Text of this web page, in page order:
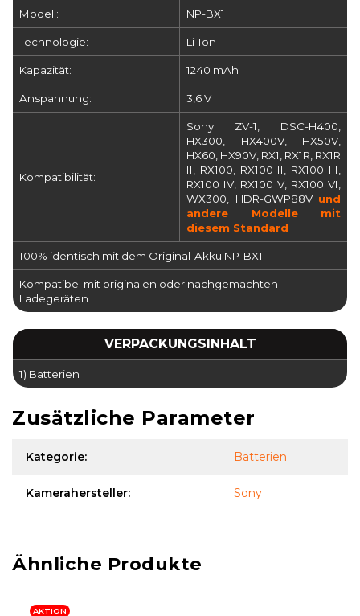
Modell: NP-BX1
Technologie: Li-Ion
Kapazität: 1240 mAh
Anspannung: 3,6 V
Kompatibilität:
Sony ZV-1, DSC-H400,
HX300, HX400V, HX50V,
HX60, HX90V, RX1, RX1R, RX1R
II, RX100, RX100 II, RX100 III,
RX100 IV, RX100 V, RX100 VI,
WX300, HDR-GWP88V und
andere Modelle mit
diesem Standard
100% identisch mit dem Original-Akku NP-BX1
Kompatibel mit originalen oder nachgemachten
Ladegeräten
VERPACKUNGSINHALT
1) Batterien
Zusätzliche Parameter
Kategorie: Batterien
Kamerahersteller: Sony
AKTION